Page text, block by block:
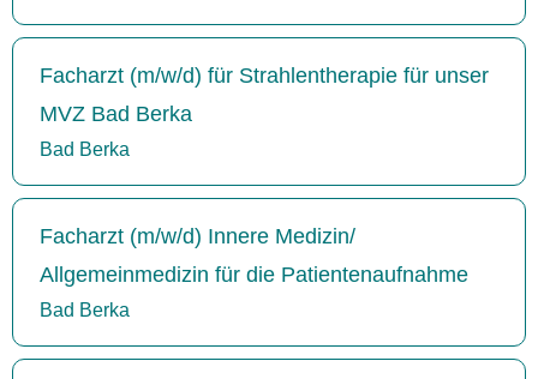
Facharzt (m/w/d) für Strahlentherapie für unser
MVZ Bad Berka
Bad Berka
Facharzt (m/w/d) Innere Medizin/
Allgemeinmedizin für die Patientenaufnahme
Bad Berka